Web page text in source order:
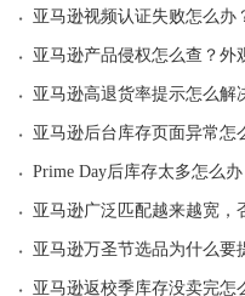
· 亚马逊视频认证失败怎么办
· 亚马逊产品侵权怎么查？外
· 亚马逊高退货率提示怎么解
· 亚马逊后台库存页面异常怎
· Prime Day后库存太多怎么
· 亚马逊广泛匹配越来越宽，
· 亚马逊万圣节选品为什么要
· 亚马逊返校季库存没卖完怎